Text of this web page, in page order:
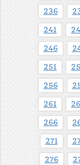
236
241
246
251
256
261
266
271
276